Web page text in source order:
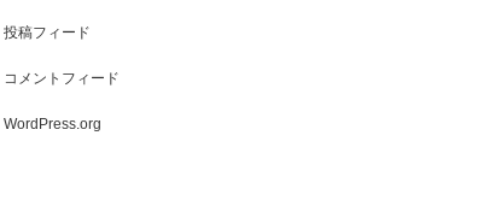
投稿フィード
コメントフィード
WordPress.org